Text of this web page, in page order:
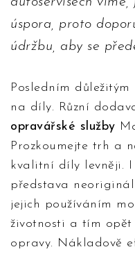
úspora, proto
údržbu, aby se
Posledním
na díly. Různí
opravářské služby
Prozkoumejte trh a
kvalitní díly levněji.
představa
jejich používáním
životnosti a tím opět
opravy. Nákladově